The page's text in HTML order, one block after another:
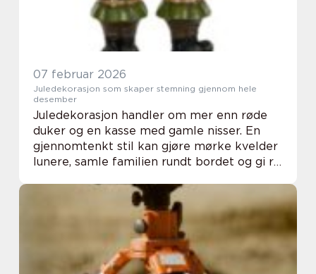
07 februar 2026
Juledekorasjon som skaper stemning gjennom hele
desember
Juledekorasjon handler om mer enn røde
duker og en kasse med gamle nisser. En
gjennomtenkt stil kan gjøre mørke kvelder
lunere, samle familien rundt bordet og gi ro
materialer henger sammen, oppleves